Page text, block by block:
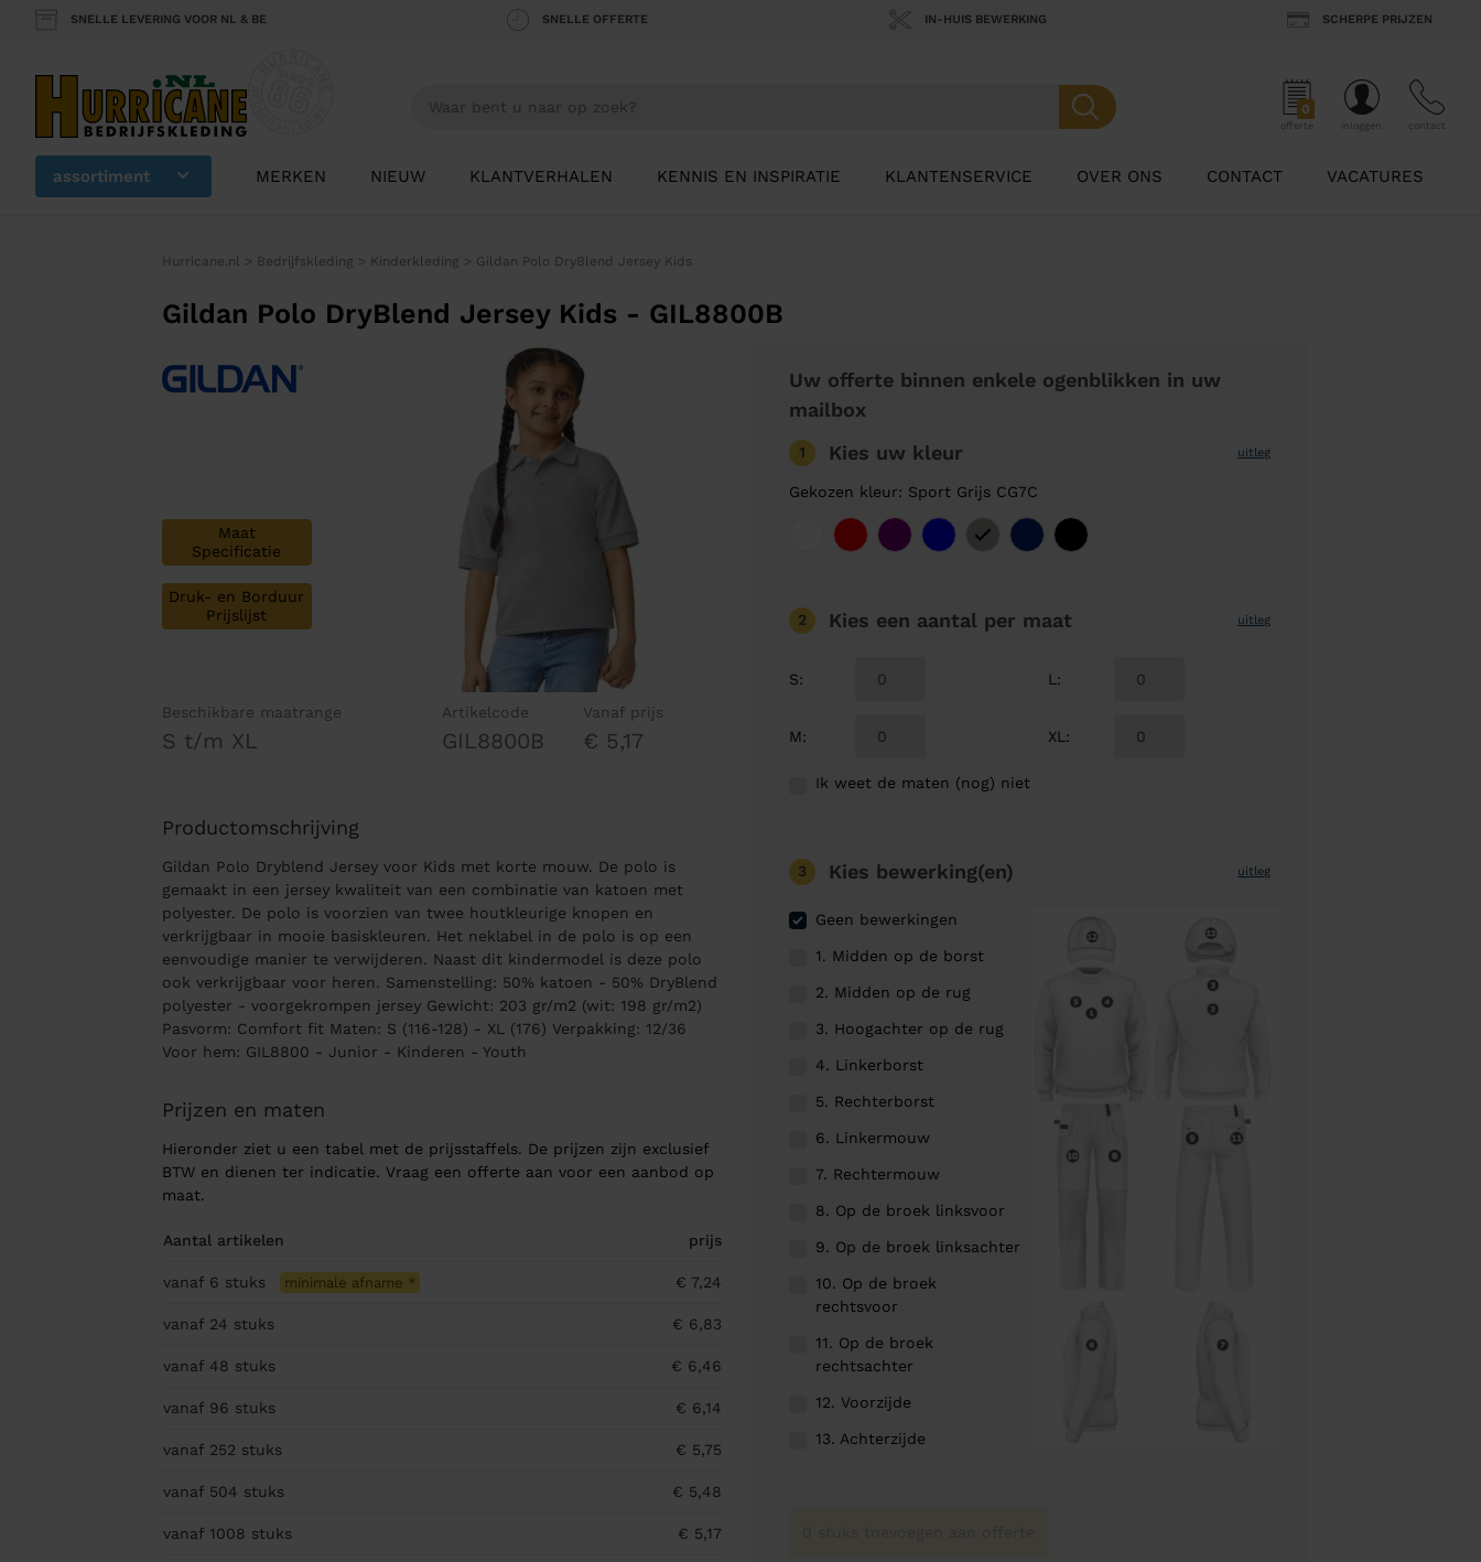
SNELLE LEVERING VOOR NL & BE SNELLE OFFERTE IN-HUIS BEWERKING SCHERPE PRIJZEN
0
offerte inloggen contact
assortiment MERKEN NIEUW KLANTVERHALEN KENNIS EN INSPIRATIE KLANTENSERVICE OVER ONS CONTACT VACATURES
Hurricane.nl > Bedrijfskleding > Kinderkleding > Gildan Polo DryBlend Jersey Kids
Gildan Polo DryBlend Jersey Kids - GIL8800B
Maat
Specificatie
Druk- en Borduur
Prijslijst
Beschikbare maatrange
S t/m XL
Artikelcode
GIL8800B
Vanaf prijs
€ 5,17
Productomschrijving
Gildan Polo Dryblend Jersey voor Kids met korte mouw. De polo is
gemaakt in een jersey kwaliteit van een combinatie van katoen met
polyester. De polo is voorzien van twee houtkleurige knopen en
verkrijgbaar in mooie basiskleuren. Het neklabel in de polo is op een
eenvoudige manier te verwijderen. Naast dit kindermodel is deze polo
ook verkrijgbaar voor heren. Samenstelling: 50% katoen - 50% DryBlend
polyester - voorgekrompen jersey Gewicht: 203 gr/m2 (wit: 198 gr/m2)
Pasvorm: Comfort fit Maten: S (116-128) - XL (176) Verpakking: 12/36
Voor hem: GIL8800 - Junior - Kinderen - Youth
Prijzen en maten
Hieronder ziet u een tabel met de prijsstaffels. De prijzen zijn exclusief
BTW en dienen ter indicatie. Vraag een offerte aan voor een aanbod op
maat.
Aantal artikelen prijs
vanaf 6 stuks minimale afname * € 7,24
vanaf 24 stuks € 6,83
vanaf 48 stuks € 6,46
vanaf 96 stuks € 6,14
vanaf 252 stuks € 5,75
vanaf 504 stuks € 5,48
vanaf 1008 stuks € 5,17
Uw offerte binnen enkele ogenblikken in uw
mailbox
1 Kies uw kleur uitleg
Gekozen kleur: Sport Grijs CG7C
2 Kies een aantal per maat uitleg
S:
M:
L :
XL :
Ik weet de maten (nog) niet
3 Kies bewerking(en) uitleg
Geen bewerkingen
1. Midden op de borst
2. Midden op de rug
3. Hoogachter op de rug
4. Linkerborst
5. Rechterborst
6. Linkermouw
7. Rechtermouw
8. Op de broek linksvoor
9. Op de broek linksachter
10. Op de broek
rechtsvoor
11. Op de broek
rechtsachter
12. Voorzijde
13. Achterzijde